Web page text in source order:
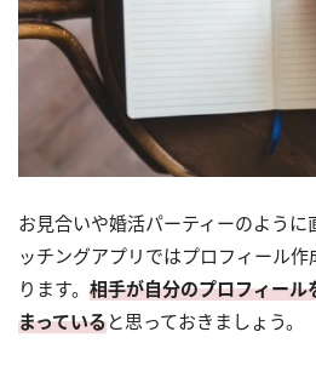
お見合いや婚活パーティーのよう
ッチングアプリではプロフィール
ります。 相手が自分のプロフィー
まっていると思っておきましょう。